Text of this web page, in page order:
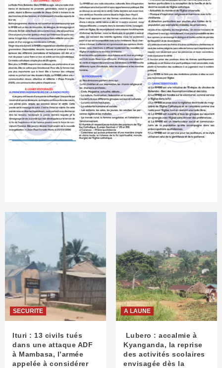
SECURITE
Ituri : 13 civils tués
dans une attaque ADF
à Mambasa, l’armée
appelée à considérer
A LAUNE
Lubero : accalmie à
Kyanganda, la reprise
des activités scolaires
envisagée dès la